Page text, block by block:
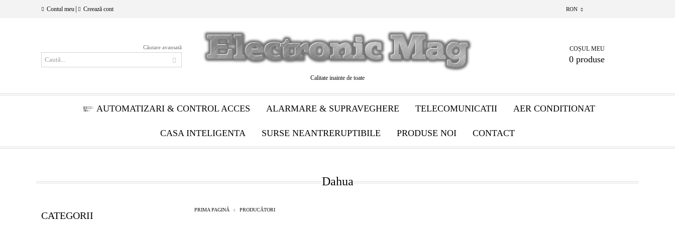
Contul meu Creează cont RON
Căutare avansată
Calitate inainte de toate
COȘUL MEU
0 produse
AUTOMATIZARI & CONTROL ACCES ALARMARE & SUPRAVEGHERE TELECOMUNICATII AER CONDITIONAT
CASA INTELIGENTA SURSE NEANTRERUPTIBILE PRODUSE NOI CONTACT
CATEGORII
PRIMA PAGINĂ PRODUCĂTORI
Dahua